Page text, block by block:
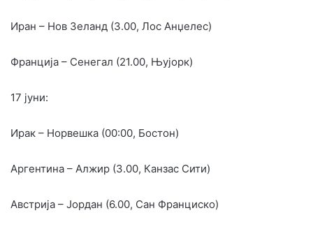
Иран – Нов Зеланд (3.00, Лос Анџелес)
Франција – Сенегал (21.00, Њујорк)
17 јуни:
Ирак – Норвешка (00:00, Бостон)
Аргентина – Алжир (3.00, Канзас Сити)
Австрија – Јордан (6.00, Сан Франциско)